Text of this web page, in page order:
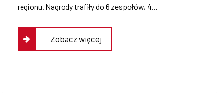
regionu. Nagrody trafiły do 6 zespołów, 4…
Zobacz więcej